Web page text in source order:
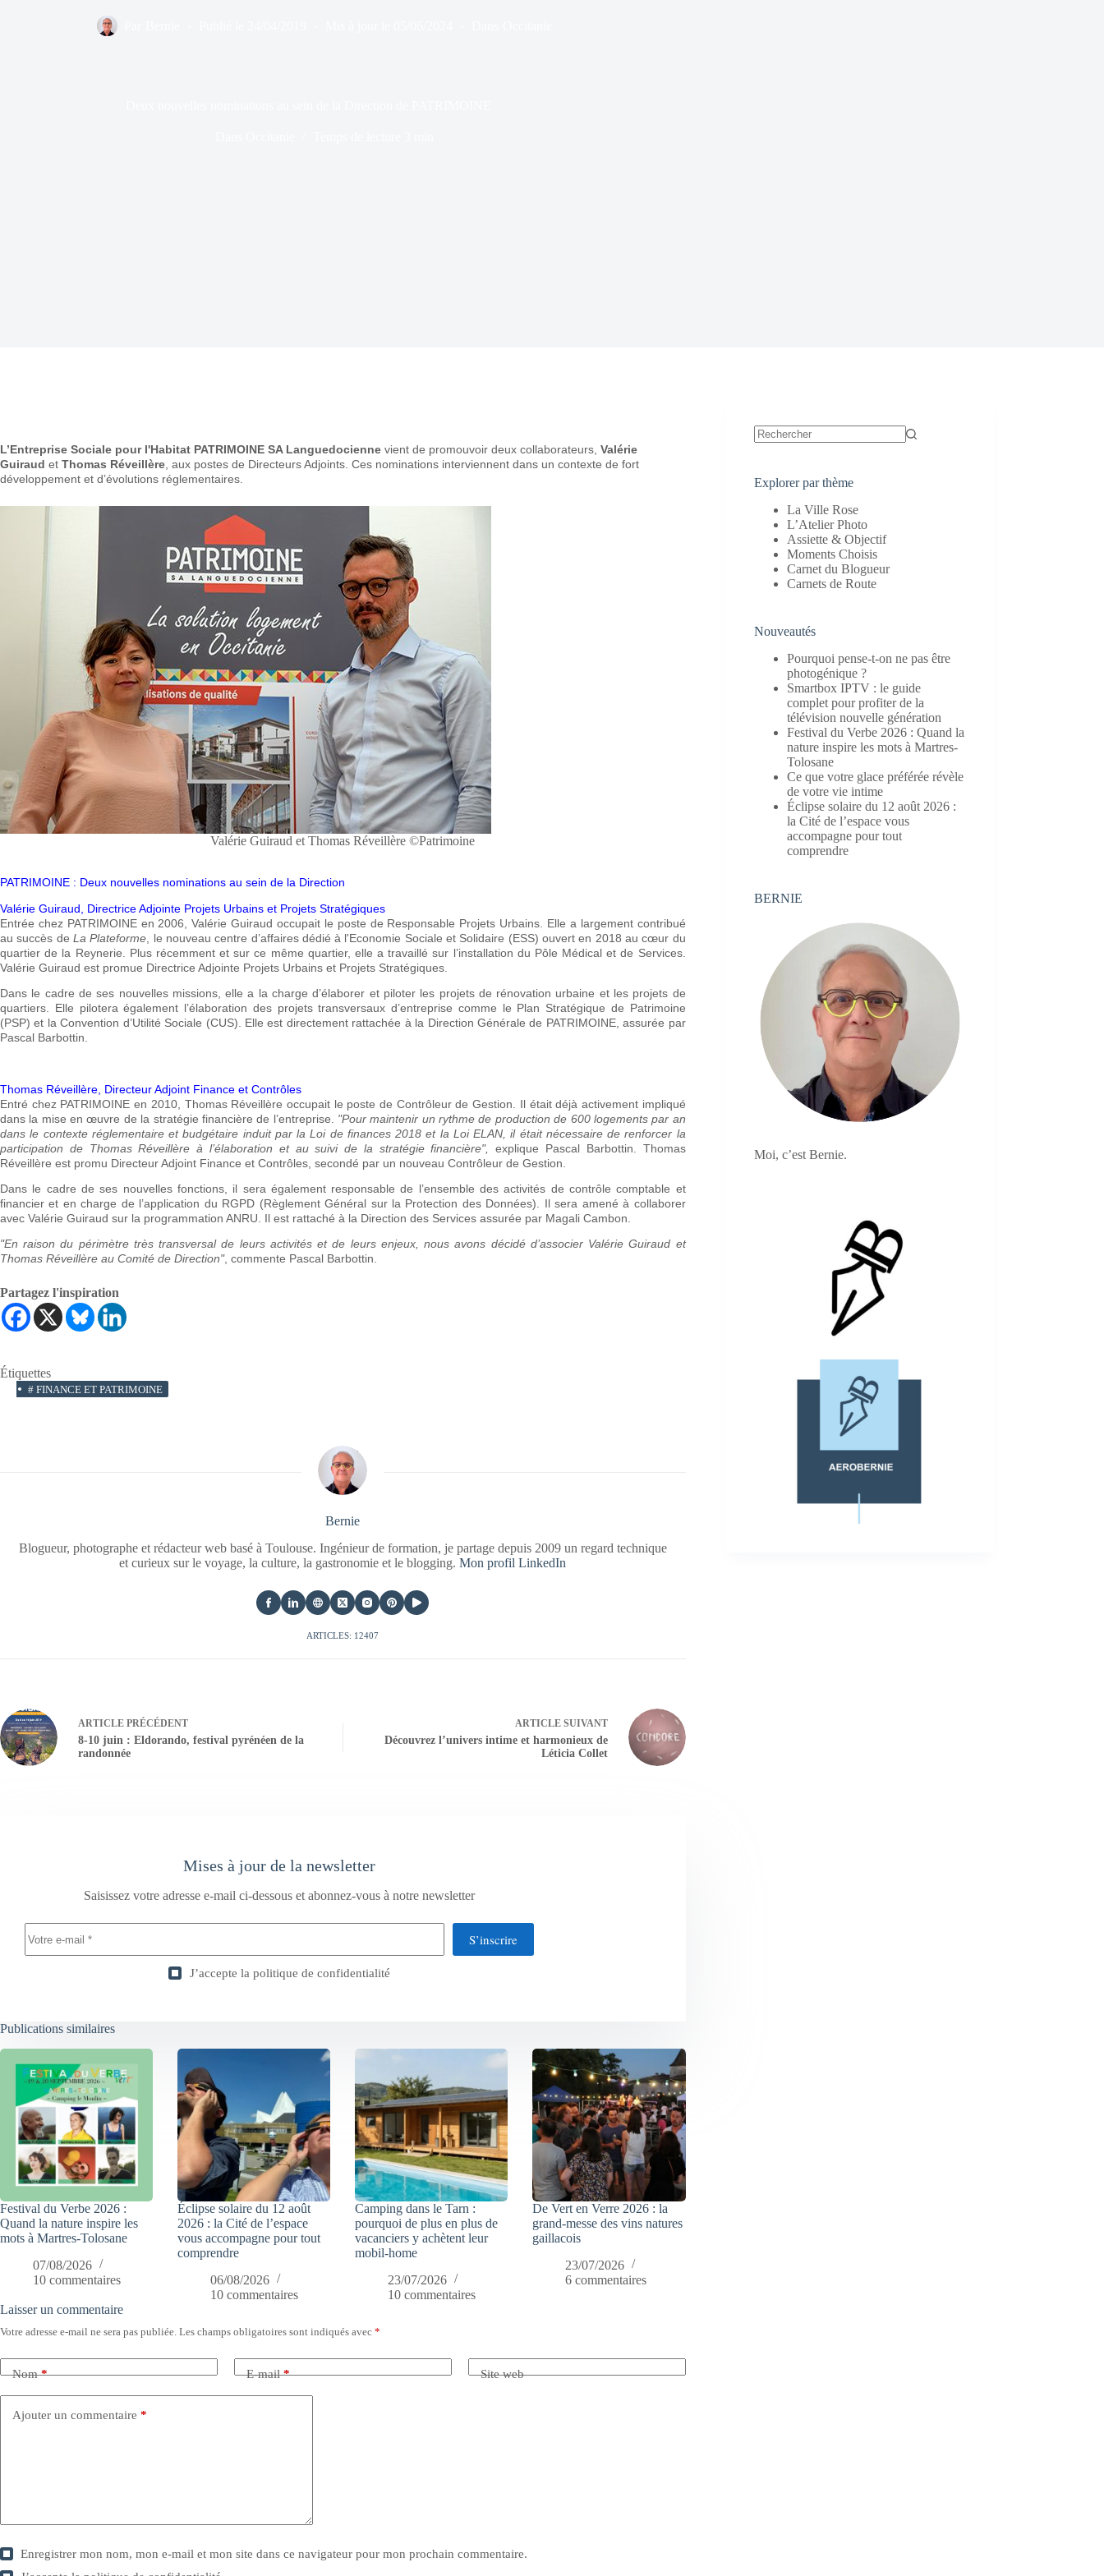
L’Entreprise Sociale pour l'Habitat PATRIMOINE SA Languedocienne vient de promouvoir deux collaborateurs, Valérie
Guiraud et Thomas Réveillère, aux postes de Directeurs Adjoints. Ces nominations interviennent dans un contexte de fort
développement et d’évolutions réglementaires.
Valérie Guiraud et Thomas Réveillère ©Patrimoine
PATRIMOINE : Deux nouvelles nominations au sein de la Direction
Valérie Guiraud, Directrice Adjointe Projets Urbains et Projets Stratégiques
Entrée chez PATRIMOINE en 2006, Valérie Guiraud occupait le poste de Responsable Projets Urbains. Elle a largement contribué
au succès de La Plateforme , le nouveau centre d’affaires dédié à l'Economie Sociale et Solidaire (ESS) ouvert en 2018 au cœur du
quartier de la Reynerie. Plus récemment et sur ce même quartier, elle a travaillé sur l’installation du Pôle Médical et de Services.
Valérie Guiraud est promue Directrice Adjointe Projets Urbains et Projets Stratégiques.
Dans le cadre de ses nouvelles missions, elle a la charge d’élaborer et piloter les projets de rénovation urbaine et les projets de
quartiers. Elle pilotera également l’élaboration des projets transversaux d’entreprise comme le Plan Stratégique de Patrimoine
(PSP) et la Convention d’Utilité Sociale (CUS). Elle est directement rattachée à la Direction Générale de PATRIMOINE, assurée par
Pascal Barbottin.
Thomas Réveillère, Directeur Adjoint Finance et Contrôles
Entré chez PATRIMOINE en 2010, Thomas Réveillère occupait le poste de Contrôleur de Gestion. Il était déjà activement impliqué
dans la mise en œuvre de la stratégie financière de l’entreprise. "Pour maintenir un rythme de production de 600 logements par an
dans le contexte réglementaire et budgétaire induit par la Loi de finances 2018 et la Loi ELAN, il était nécessaire de renforcer la
participation de Thomas Réveillère à l’élaboration et au suivi de la stratégie financière",
explique Pascal Barbottin. Thomas
Réveillère est promu Directeur Adjoint Finance et Contrôles, secondé par un nouveau Contrôleur de Gestion.
Dans le cadre de ses nouvelles fonctions, il sera également responsable de l’ensemble des activités de contrôle comptable et
financier et en charge de l’application du RGPD (Règlement Général sur la Protection des Données). Il sera amené à collaborer
avec Valérie Guiraud sur la programmation ANRU. Il est rattaché à la Direction des Services assurée par Magali Cambon.
"En raison du périmètre très transversal de leurs activités et de leurs enjeux, nous avons décidé d’associer Valérie Guiraud et
Thomas Réveillère au Comité de Direction", commente Pascal Barbottin.
Partagez l'inspiration
Étiquettes
# FINANCE ET PATRIMOINE
Bernie
Blogueur, photographe et rédacteur web basé à Toulouse. Ingénieur de formation, je partage depuis 2009 un regard technique
et curieux sur le voyage, la culture, la gastronomie et le blogging.Mon profil LinkedIn
ARTICLES: 12407
ARTICLE PRÉCÉDENT
8-10 juin : Eldorando, festival pyrénéen de la
randonnée
ARTICLESUIVANT
Découvrez l’univers intime et harmonieux de
Léticia Collet
Mises à jour de la newsletter
Saisissez votre adresse e-mail ci-dessous et abonnez-vous à notre newsletter
S’inscrire
J’accepte la politique de confidentialité
Publications similaires
Festival du Verbe 2026 :
Quand la nature inspire les
mots à Martres-Tolosane
07/08/2026
10 commentaires
Éclipse solaire du 12 août
2026 : la Cité de l’espace
vous accompagne pour tout
comprendre
06/08/2026
10 commentaires
Camping dans le Tarn :
pourquoi de plus en plus de
vacanciers y achètent leur
mobil-home
23/07/2026
10 commentaires
De Vert en Verre 2026 : la
grand-messe des vins natures
gaillacois
23/07/2026
6 commentaires
Laisser un commentaire
Votre adresse e-mail ne sera pas publiée. Les champs obligatoires sont indiqués avec *
Nom* E-mail* Site web
Ajouter un commentaire *
Enregistrer mon nom, mon e-mail et mon site dans ce navigateur pour mon prochain commentaire.
Explorer par thème
La Ville Rose
L’Atelier Photo
Assiette & Objectif
Moments Choisis
Carnet du Blogueur
Carnets de Route
Nouveautés
Pourquoi pense-t-on ne pas être
photogénique ?
Smartbox IPTV : le guide
complet pour profiter de la
télévision nouvelle génération
Festival du Verbe 2026 : Quand la
nature inspire les mots à Martres-
Tolosane
Ce que votre glace préférée révèle
de votre vie intime
Éclipse solaire du 12 août 2026 :
la Cité de l’espace vous
accompagne pour tout
comprendre
BERNIE
Moi, c’est Bernie.